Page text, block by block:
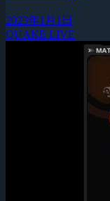
2023年1月1日
QUAKE LIVE